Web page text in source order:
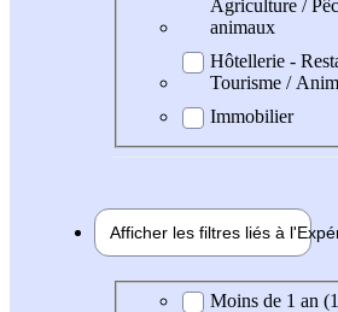
Agriculture /
animaux
Hôtellerie -
Tourisme /
Immobilier
Afficher les filtres liés à l'
Expérience demandée
Moins de 1 an